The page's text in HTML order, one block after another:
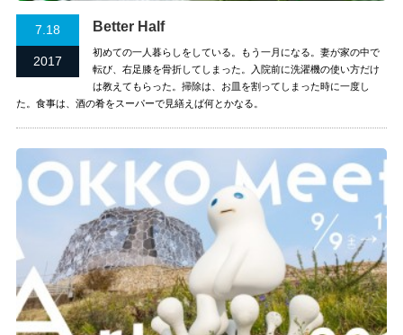
7.18
2017
Better Half
初めての一人暮らしをしている。もう一月になる。妻が家の中で
転び、右足膝を骨折してしまった。入院前に洗濯機の使い方だけ
は教えてもらった。掃除は、お皿を割ってしまった時に一度し
た。食事は、酒の肴をスーパーで見繕えば何とかなる。